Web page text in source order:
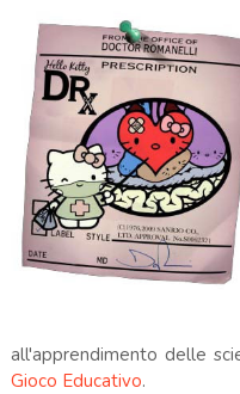
all'apprendimento delle
Gioco Educativo.